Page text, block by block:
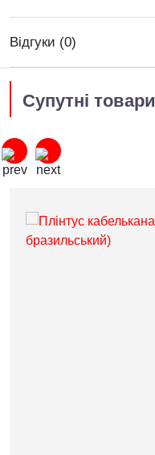
Відгуки (0)
Супутні товари